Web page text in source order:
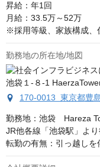
昇給：年1回
月給：33.5万～52万
※採用等級、家族構成、
勤務地の所在地/地図
170-0013 東京都豊
勤務地：池袋　Hareza
JR他各線「池袋駅」よ
転勤の有無：引っ越しを